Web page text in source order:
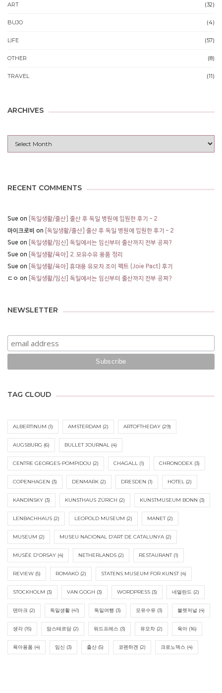
ART (32)
BUJO (4)
LIFE (57)
OTHER (8)
TRAVEL (11)
ARCHIVES
Archives
RECENT COMMENTS
Sue on
[독일생활/출산] 출산 후 독일 병원에 입원한 후기 – 2
마이크로비 on
[독일생활/출산] 출산 후 독일 병원에 입원한 후기 – 2
Sue on
[독일생활/임신] 독일에서는 임신부터 출산까지 전부 공짜?
Sue on
[독일생활/육아] 2. 모유수유 용품 정리
Sue on
[독일생활/육아] 휴대용 유모차 조이 팩트 (Joie Pact) 후기
ㄷㅇ on [독일생활/임신] 독일에서는 임신부터 출산까지 전부 공짜?
NEWSLETTER
TAG CLOUD
ALBERTINUM (1) AMSTERDAM (2) ARTOFTHEDAY (29)
AUGSBURG (6) BULLET JOURNAL (4)
CENTRE GEORGES-POMPIDOU (2) CHAGALL (1) CHRONODEX (3)
COPENHAGEN (3) DENMARK (2) DRESDEN (1) HOTEL (2)
KANDINSKY (3) KUNSTHAUS ZÜRICH (2) KUNSTMUSEUM BONN (3)
LENBACHHAUS (2) LEOPOLD MUSEUM (2) MANET(2)
MUSEUM (2) MUSEU NACIONAL D’ART DE CATALUNYA (2)
MUSÉE D'ORSAY (4) NETHERLANDS (2) RESTAURANT(1)
REVIEW (5) ROMAKO (2) STATENS MUSEUM FOR KUNST(4)
STOCKHOLM (3) VAN GOGH (3) WORDPRESS (3) 네덜란드 (2)
덴마크 (2) 독일생활 (41) 독일여행 (3) 모유수유 (3) 불렛저널 (4)
생각 (15) 암스테르담 (2) 워드프레스 (3) 유모차 (2) 육아 (16)
육아용품 (4) 임신 (3) 출산 (5) 코펜하겐 (2) 크로노덱스 (4)